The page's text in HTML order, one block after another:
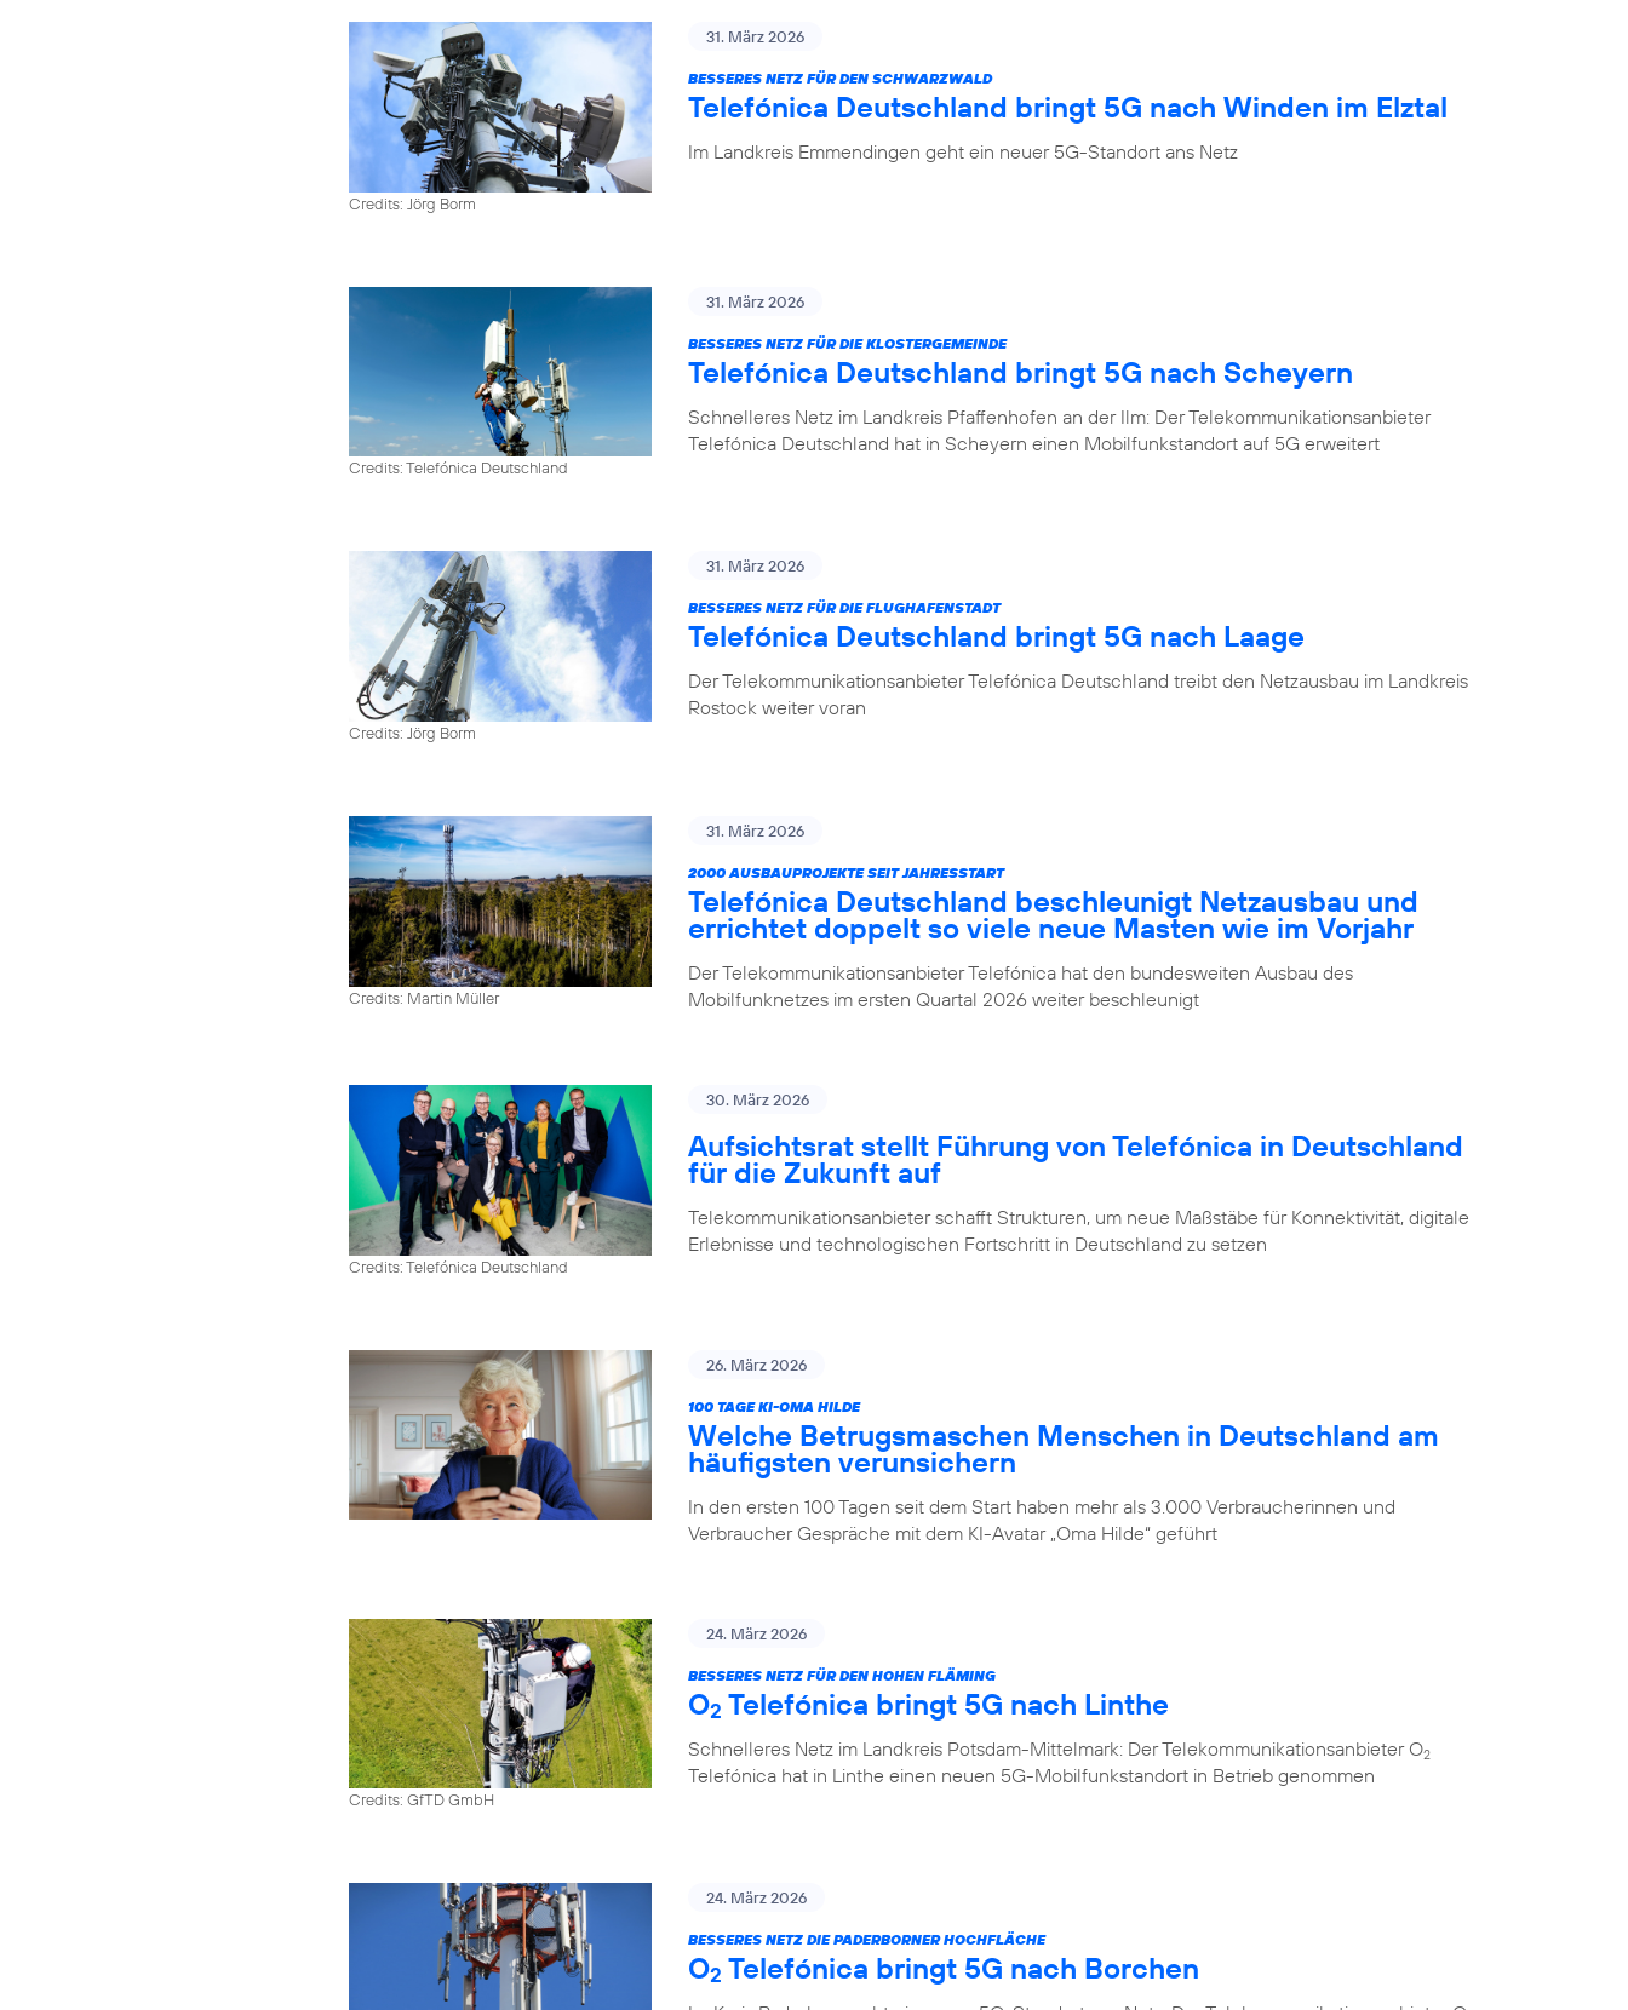
Credits: Jörg Borm
31. März 2026
BESSERES NETZ FÜR DEN SCHWARZWALD
Telefónica Deutschland bringt 5G nach Winden im Elztal
Im Landkreis Emmendingen geht ein neuer 5G-Standort ans Netz
Credits: Telefónica Deutschland
31. März 2026
BESSERES NETZ FÜR DIE KLOSTERGEMEINDE
Telefónica Deutschland bringt 5G nach Scheyern
Schnelleres Netz im Landkreis Pfaffenhofen an der Ilm: Der Telekommunikationsanbieter
Telefónica Deutschland hat in Scheyern einen Mobilfunkstandort auf 5G erweitert
Credits: Jörg Borm
31. März 2026
BESSERES NETZ FÜR DIE FLUGHAFENSTADT
Telefónica Deutschland bringt 5G nach Laage
Der Telekommunikationsanbieter Telefónica Deutschland treibt den Netzausbau im Landkreis
Rostock weiter voran
Credits: Martin Müller
31. März 2026
2000 AUSBAUPROJEKTE SEIT JAHRESSTART
Telefónica Deutschland beschleunigt Netzausbau und
errichtet doppelt so viele neue Masten wie im Vorjahr
Der Telekommunikationsanbieter Telefónica hat den bundesweiten Ausbau des
Mobilfunknetzes im ersten Quartal 2026 weiter beschleunigt
Credits: Telefónica Deutschland
30. März 2026
Aufsichtsrat stellt Führung von Telefónica in Deutschland
für die Zukunft auf
Telekommunikationsanbieter schafft Strukturen, um neue Maßstäbe für Konnektivität, digitale
Erlebnisse und technologischen Fortschritt in Deutschland zu setzen
26. März 2026
100 TAGE KI-OMA HILDE
Welche Betrugsmaschen Menschen in Deutschland am
häufigsten verunsichern
In den ersten 100 Tagen seit dem Start haben mehr als 3.000 Verbraucherinnen und
Verbraucher Gespräche mit dem KI-Avatar „Oma Hilde“ geführt
Credits: GfTD GmbH
24. März 2026
BESSERES NETZ FÜR DEN HOHEN FLÄMING
O2 Telefónica bringt 5G nach Linthe
Schnelleres Netz im Landkreis Potsdam-Mittelmark: Der Telekommunikationsanbieter O2
Telefónica hat in Linthe einen neuen 5G-Mobilfunkstandort in Betrieb genommen
24. März 2026
BESSERES NETZ DIE PADERBORNER HOCHFLÄCHE
O2 Telefónica bringt 5G nach Borchen